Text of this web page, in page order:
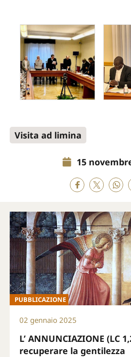
Visita ad limina
15
PUBBLICAZIONE
02 gennaio 2025
L’ ANNUNCIAZIONE (LC
recuperare la gentilezza